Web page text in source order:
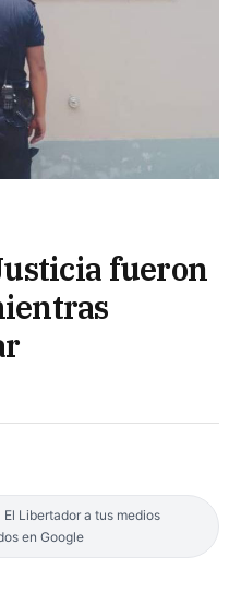
fueron
El Libertador a tus medios
en Google